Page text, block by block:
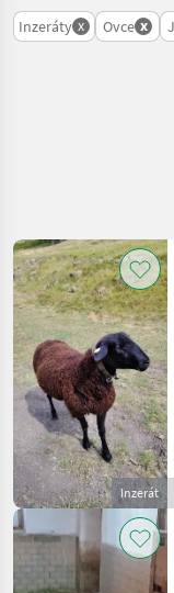
Inzeráty x Ovce x
Kategorie 4
AKTUÁLNÍ
CESTA
trh so
zvieratami
Ovce
Jurske
Ovce
VYBRAT
KATEGORII
Jurské ovce
121
Obnovit
121
Inzerát